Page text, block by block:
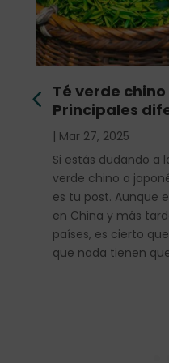
Té verde
Principales
| Mar 27, 2025
Si estás dudando a
verde chino o
es tu post. Aunque
en China y más
países, es cierto
que nada tienen